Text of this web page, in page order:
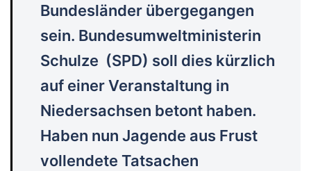
Bundesländer übergegangen
sein. Bundesumweltministerin
Schulze (SPD) soll dies kürzlich
auf einer Veranstaltung in
Niedersachsen betont haben.
Haben nun Jagende aus Frust
vollendete Tatsachen